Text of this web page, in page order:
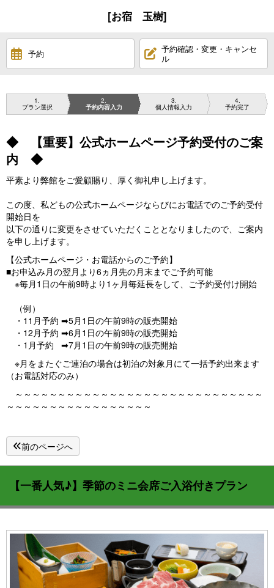
[お宿 玉樹]
予約
予約確認・変更・キャンセ
ル
1
プラン選択
2
予約内容入力
3
個人情報入力
4
予約完了
◆ 【重要】公式ホームページ予約受付のご案
内 ◆
平素より弊館をご愛顧賜り、厚く御礼申し上げます。
この度、私どもの公式ホームページならびにお電話でのご予約受付
開始日を
以下の通りに変更をさせていただくこととなりましたので、ご案内
を申し上げます。
【公式ホームページ・お電話からのご予約】
■お申込み月の翌月より6ヵ月先の月末までご予約可能
※毎月1日の午前9時より1ヶ月毎延長をして、ご予約受付け開始
（例）
・11月予約 ➡5月1日の午前9時の販売開始
・12月予約 ➡6月1日の午前9時の販売開始
・1月予約 ➡7月1日の午前9時の販売開始
※月をまたぐご連泊の場合は初泊の対象月にて一括予約出来ます
（お電話対応のみ）
～～～～～～～～～～～～～～～～～～～～～～～～～～～～～
～～～～～～～～～～～～～～～～～
前のページへ
【一番人気♪】季節のミニ会席ご入浴付きプラン